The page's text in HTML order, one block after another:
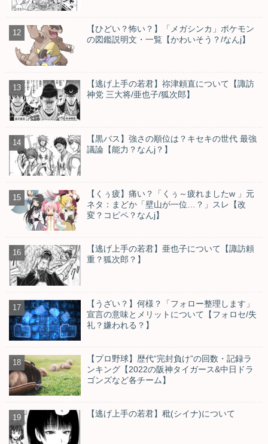
【ひどい？怖い？】「メガシンカ」ポケモン
の図鑑説明文・一覧【かわいそう？/なんj】
【逃げ上手の若君】祢津頼直について【諏訪
神党 三大将/亜也子/狐次郎】
【黒バス】強さの順位は？キセキの世代 最強
議論【能力？なんj？】
【くぅ疲】痛い？「くぅ～疲れましたw 」元
ネタ：まどか「壁山が一位…？」スレ【改
変？コピペ？なんj】
【逃げ上手の若君】亜也子について【諏訪頼
重？狐次郎？】
【うざい？】何様？「フォロー整理します」
宣言の意味とメリットについて【フォロセ/失
礼？嫌われる？】
【プロ野球】歴代“完封負け”の回数・記録ラ
ンキング【2022の阪神タイガース&中日ドラ
ゴンズなど各チーム】
【逃げ上手の若君】秕(シイナ)について